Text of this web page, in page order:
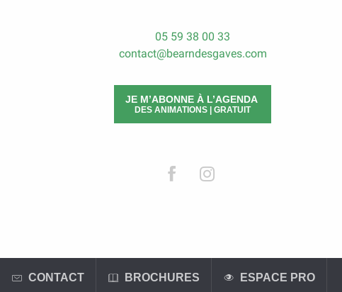
05 59 38 00 33
contact@bearndesgaves.com
JE M’ABONNE À L’AGENDA
DES ANIMATIONS | GRATUIT
CONTACT BROCHURES ESPACE PRO